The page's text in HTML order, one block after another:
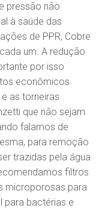
pressão não
à saúde das
de PPR, Cobre
um. A redução
por isso
econômicos
as torneiras
que não sejam
falamos de
para remoção
trazidas pela água
filtros
microporosas para
para bactérias e